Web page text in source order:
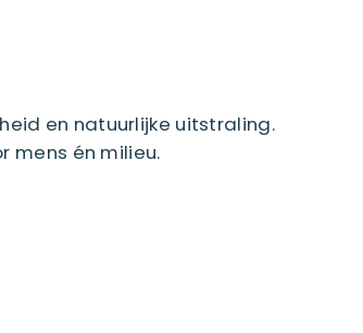
en natuurlijke uitstraling.
mens én milieu.